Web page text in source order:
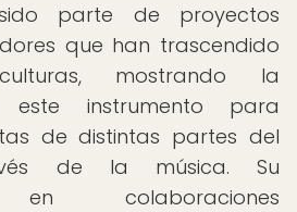
parte de proyectos
que han trascendido
mostrando la
instrumento para
de distintas partes del
de la música. Su
en colaboraciones